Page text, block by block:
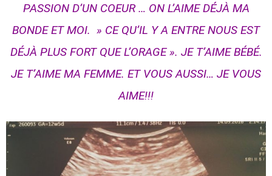
PASSION D’UN COEUR … ON L’AIME DÉJÀ MA
BONDE ET MOI. » CE QU’IL Y A ENTRE NOUS EST
DÉJÀ PLUS FORT QUE L’ORAGE ». JE T’AIME BÉBÉ.
JE T’AIME MA FEMME. ET VOUS AUSSI… JE VOUS
AIME!!!